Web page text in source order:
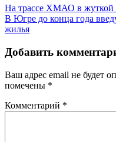
На трассе ХМАО в жуткой
В Югре до конца года
жилья
Добавить
Ваш адрес email не будет
помечены *
Комментарий *